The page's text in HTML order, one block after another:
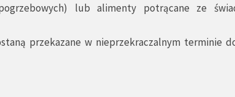
lub alimenty potrącane ze
przekazane w nieprzekraczalnym terminie